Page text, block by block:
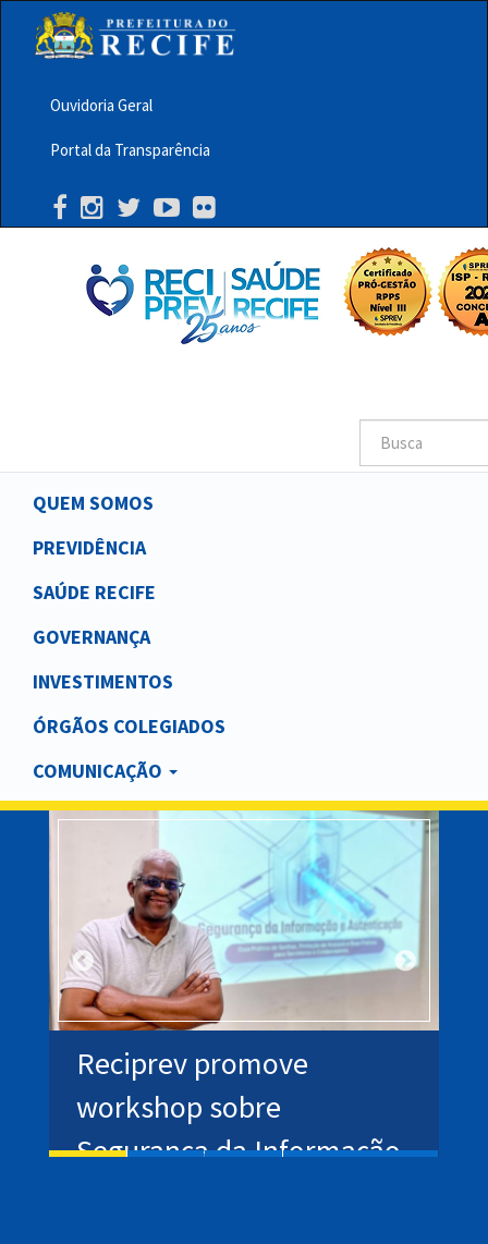
principalMenu
Barra
Topo
PCR
Ouvidoria Geral
Portal da Transparência
Buscar
Main
navigation
QUEM SOMOS
PREVIDÊNCIA
SAÚDE RECIFE
GOVERNANÇA
INVESTIMENTOS
ÓRGÃOS COLEGIADOS
COMUNICAÇÃO
Reciprev promove
workshop sobre
Segurança da Informação